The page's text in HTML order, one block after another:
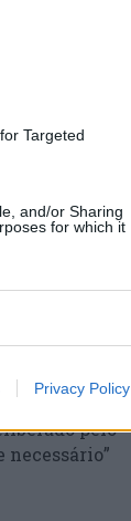
Targeted
and/or Sharing
for which it
Privacy Policy
com um
quando
de dois
Fiscal e
de
constado
da
pelo
necessário”